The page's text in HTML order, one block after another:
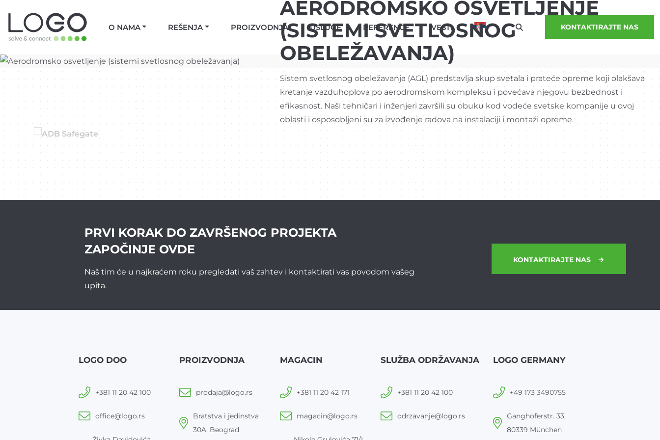
O NAMA REŠENJA PROIZVODNJA USLUGE REFERENCE VESTI KONTAKTIRAJTE NAS
AERODROMSKO OSVETLJENJE
(SISTEMI SVETLOSNOG
OBELEŽAVANJA)
Sistem svetlosnog obeležavanja (AGL) predstavlja skup svetala i prateće opreme koji olakšava
kretanje vazduhoplova po aerodromskom kompleksu i povećava njegovu bezbednost i
efikasnost. Naši tehničari i inženjeri završili su obuku kod vodeće svetske kompanije u ovoj
oblasti i osposobljeni su za izvođenje radova na instalaciji i montaži opreme.
PRVI KORAK DO ZAVRŠENOG PROJEKTA
ZAPOČINJE OVDE
Naš tim će u najkraćem roku pregledati vaš zahtev i kontaktirati vas povodom vašeg
upita.
KONTAKTIRAJTE NAS
LOGO DOO
+381 11 20 42 100
office@logo.rs
PROIZVODNJA
prodaja@logo.rs
Bratstva i jedinstva
30A, Beograd
MAGACIN
+381 11 20 42 171
magacin@logo.rs
SLUŽBA ODRŽAVANJA
+381 11 20 42 100
odrzavanje@logo.rs
LOGO GERMANY
+49 173 3490755
Ganghoferstr. 33,
80339 München